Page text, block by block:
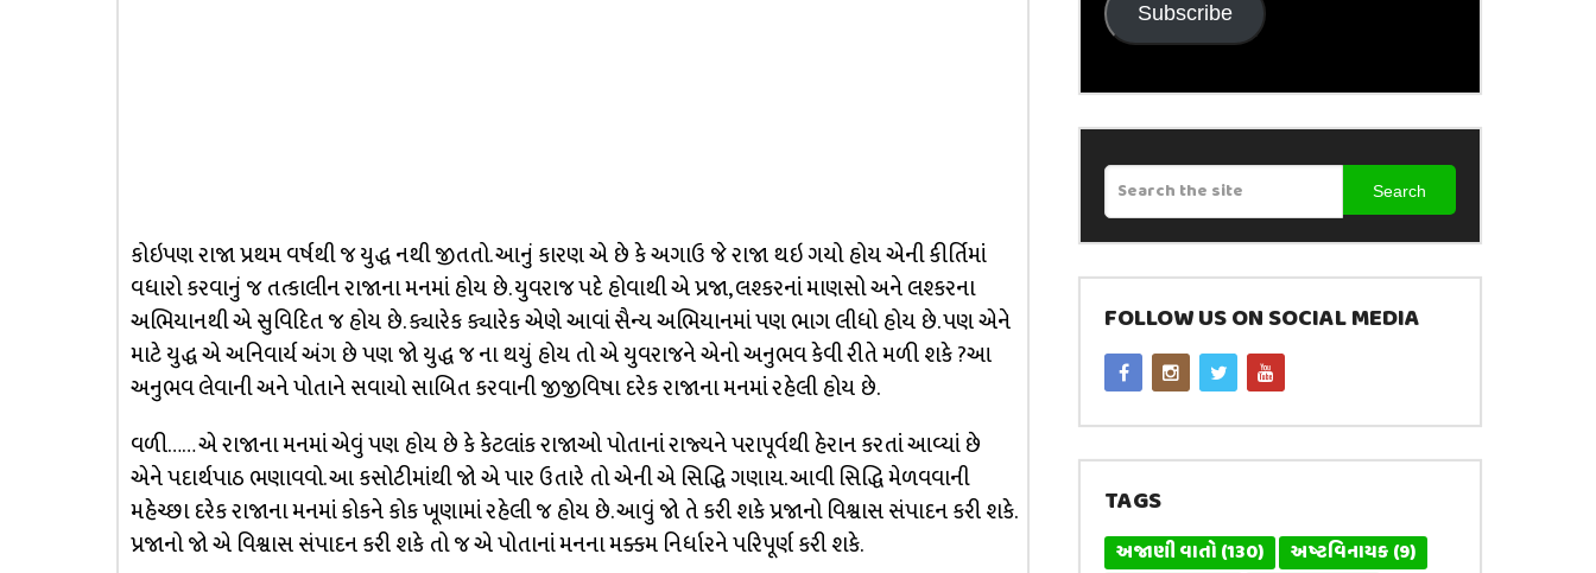
કોઇપણ રાજા પ્રથમ વર્ષથી જ યુદ્ધ નથી જીતતો. આનું કારણ એ છે કે અગાઉ જે રાજા થઇ ગયો હોય એની કીર્તિમાં
વધારો કરવાનું જ તત્કાલીન રાજાના મનમાં હોય છે. યુવરાજ પદે હોવાથી એ પ્રજા, લશ્કરનાં માણસો અને લશ્કરના
અભિયાનથી એ સુવિદિત જ હોય છે. ક્યારેક ક્યારેક એણે આવાં સૈન્ય અભિયાનમાં પણ ભાગ લીધો હોય છે. પણ એને
માટે યુદ્ધ એ અનિવાર્ય અંગ છે પણ જો યુદ્ધ જ ના થયું હોય તો એ યુવરાજને એનો અનુભવ કેવી રીતે મળી શકે ?આ
અનુભવ લેવાની અને પોતાને સવાયો સાબિત કરવાની જીજીવિષા દરેક રાજાના મનમાં રહેલી હોય છે.
વળી…… એ રાજાના મનમાં એવું પણ હોય છે કે કેટલાંક રાજાઓ પોતાનાં રાજ્યને પરાપૂર્વથી હેરાન કરતાં આવ્યાં છે
એને પદાર્થપાઠ ભણાવવો. આ કસોટીમાંથી જો એ પાર ઉતારે તો એની એ સિદ્ધિ ગણાય. આવી સિદ્ધિ મેળવવાની
મહેચ્છા દરેક રાજાના મનમાં કોકને કોક ખૂણામાં રહેલી જ હોય છે. આવું જો તે કરી શકે પ્રજાનો વિશ્વાસ સંપાદન કરી શકે.
પ્રજાનો જો એ વિશ્વાસ સંપાદન કરી શકે તો જ એ પોતાનાં મનના મક્કમ નિર્ધારને પરિપૂર્ણ કરી શકે.
Subscribe
Search
FOLLOW US ON SOCIAL MEDIA
TAGS
અજાણી વાતો(130) અષ્ટવિનાયક(9)